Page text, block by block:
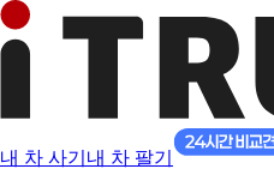
내 차 사기 내 차 팔기